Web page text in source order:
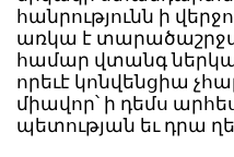
հանրությունն ի
առկա է
համար վտանգ
որեւէ կոնվենցիա
միավոր՝ ի դեմս
պետության եւ դրա